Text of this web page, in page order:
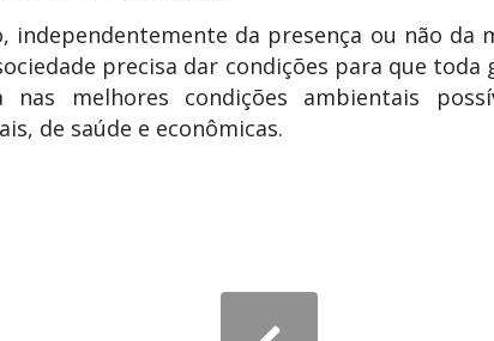
independentemente da presença ou não da
precisa dar condições para que toda
nas melhores condições ambientais
de saúde e econômicas.